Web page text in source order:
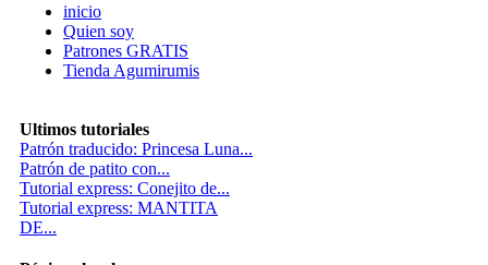
inicio
Quien soy
Patrones GRATIS
Tienda Agumirumis
Ultimos tutoriales
Patrón traducido: Princesa Luna...
Patrón de patito con...
Tutorial express: Conejito de...
Tutorial express: MANTITA
DE...